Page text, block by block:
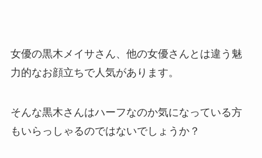
女優の黒木メイサさん、他の女優さんとは違う魅
力的なお顔立ちで人気があります。
そんな黒木さんはハーフなのか気になっている方
もいらっしゃるのではないでしょうか？